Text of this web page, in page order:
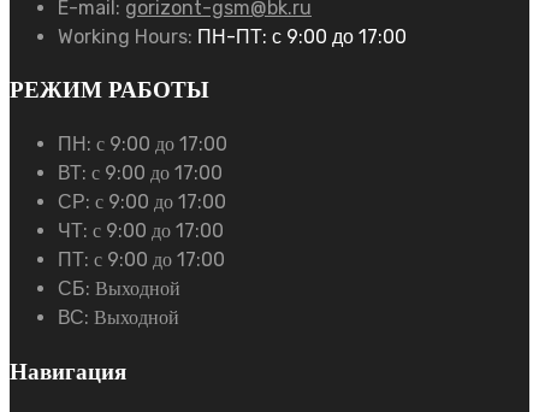
E-mail: gorizont-gsm@bk.ru
Working Hours: ПН-ПТ: с 9:00 до 17:00
РЕЖИМ РАБОТЫ
ПН: с 9:00 до 17:00
ВТ: с 9:00 до 17:00
СР: с 9:00 до 17:00
ЧТ: с 9:00 до 17:00
ПТ: с 9:00 до 17:00
СБ: Выходной
ВС: Выходной
Навигация